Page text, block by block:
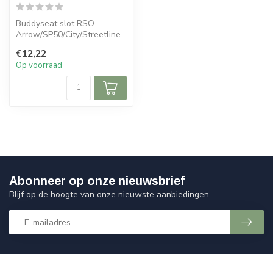
Buddyseat slot RSO
Arrow/SP50/City/Streetline
€12,22
Op voorraad
Abonneer op onze nieuwsbrief
Blijf op de hoogte van onze nieuwste aanbiedingen